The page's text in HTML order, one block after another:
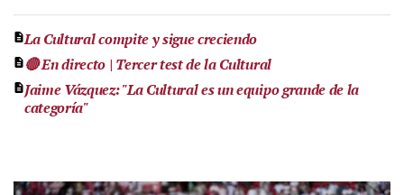
La Cultural compite y sigue creciendo
🔴 En directo | Tercer test de la Cultural
Jaime Vázquez: "La Cultural es un equipo grande de la
categoría"